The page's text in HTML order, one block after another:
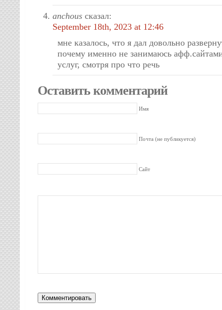
anchous сказал:
September 18th, 2023 at 12:46
мне казалось, что я дал довольно
почему именно не занимаюсь
услуг, смотря про что речь
Оставить комментарий
Имя
Почта (не публикуется)
Сайт